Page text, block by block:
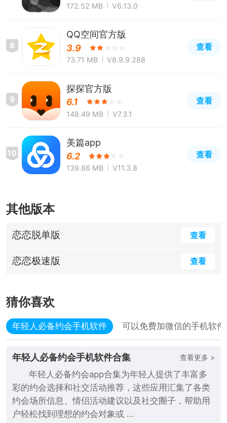
172.52 MB V6.13.0
8
QQ空间官方版
3.9
73.71 MB V8.9.9.288
查看
9
探探官方版
6.1
148.49 MB V7.3.1
查看
10
美篇app
6.2
139.86 MB V11.3.8
查看
其他版本
恋恋脱单版 查看
恋恋极速版 查看
猜你喜欢
年轻人必备约会手机软件 可以免费加微信的手机软件
年轻人必备约会手机软件合集 查看更多 >
年轻人必备约会app合集为年轻人提供了丰富多
彩的约会选择和社交活动推荐，这些应用汇集了各类
约会场所信息、情侣活动建议以及社交圈子，帮助用
户轻松找到理想的约会对象或 ...